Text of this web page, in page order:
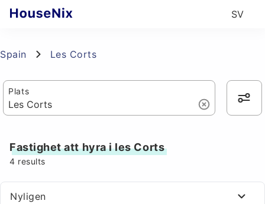
SV
Spain Les Corts
Plats
Fastighet att hyra i les Corts
4 results
Nyligen